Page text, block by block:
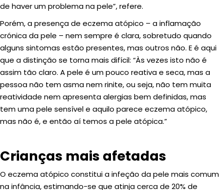
de haver um problema na pele”, refere.
Porém, a presença de eczema atópico – a inflamação
crónica da pele – nem sempre é clara, sobretudo quando
alguns sintomas estão presentes, mas outros não. E é aqui
que a distinção se torna mais difícil: “Às vezes isto não é
assim tão claro. A pele é um pouco reativa e seca, mas a
pessoa não tem asma nem rinite, ou seja, não tem muita
reatividade nem apresenta alergias bem definidas, mas
tem uma pele sensível e aquilo parece eczema atópico,
mas não é, e então aí temos a pele atópica.”
Crianças mais afetadas
O eczema atópico constitui a infeção da pele mais comum
na infância, estimando-se que atinja cerca de 20% de